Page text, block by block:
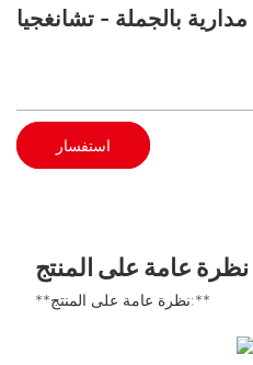
مدارية بالجملة - تشانغجيا
استفسار
نظرة عامة على المنتج
**نظرة عامة على المنتج:**